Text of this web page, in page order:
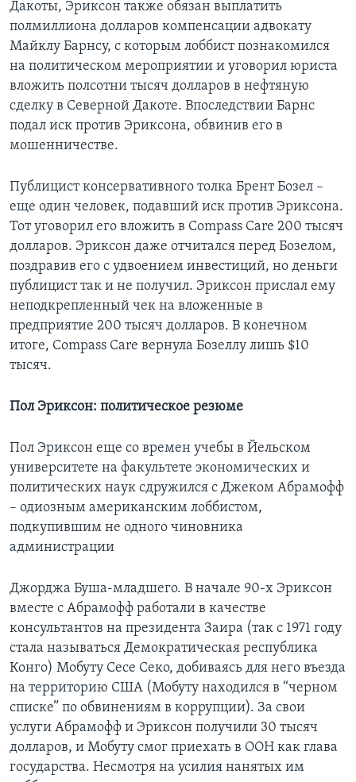
Дакоты, Эриксон также обязан выплатить
полмиллиона долларов компенсации адвокату
Майклу Барнсу, с которым лоббист познакомился
на политическом мероприятии и уговорил юриста
вложить полсотни тысяч долларов в нефтяную
сделку в Северной Дакоте. Впоследствии Барнс
подал иск против Эриксона, обвинив его в
мошенничестве.
Публицист консервативного толка Брент Бозел –
еще один человек, подавший иск против Эриксона.
Тот уговорил его вложить в Compass Care 200 тысяч
долларов. Эриксон даже отчитался перед Бозелом,
поздравив его с удвоением инвестиций, но деньги
публицист так и не получил. Эриксон прислал ему
неподкрепленный чек на вложенные в
предприятие 200 тысяч долларов. В конечном
итоге, Compass Care вернула Бозеллу лишь $10
тысяч.
Пол Эриксон: политическое резюме
Пол Эриксон еще со времен учебы в Йельском
университете на факультете экономических и
политических наук сдружился с Джеком Абрамофф
– одиозным американским лоббистом,
подкупившим не одного чиновника
администрации
Джорджа Буша-младшего. В начале 90-х Эриксон
вместе с Абрамофф работали в качестве
консультантов на президента Заира (так с 1971 году
стала называться Демократическая республика
Конго) Мобуту Сесе Секо, добиваясь для него въезда
на территорию США (Мобуту находился в “черном
списке” по обвинениям в коррупции). За свои
услуги Абрамофф и Эриксон получили 30 тысяч
долларов, и Мобуту смог приехать в ООН как глава
государства. Несмотря на усилия нанятых им